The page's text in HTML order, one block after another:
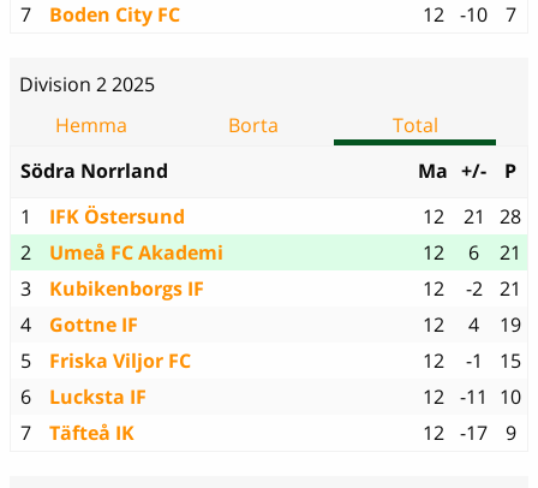
7
Boden City FC 12 -10 7
Division 2 2025
Hemma
Borta
Total
Södra Norrland
Ma +/-
P
1
IFK Östersund 12 21
28
2
Umeå FC Akademi 12 6
21
3
Kubikenborgs IF 12 -2
21
4
Gottne IF 12 4
19
5
Friska Viljor FC 12 -1
15
6
Lucksta IF 12 -11
10
7
Täfteå IK 12 -17 9